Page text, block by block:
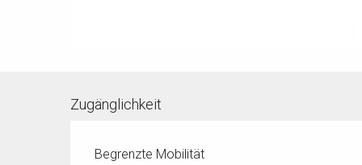
Zugänglichkeit
Begrenzte Mobilität